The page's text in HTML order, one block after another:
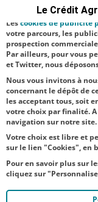
Le Crédit
satisfaction facultatifs.
Lescookies de publicité
votre parcours, les
prospection
Par ailleurs, pour vous
et Twitter, nous
Nous vous invitons à
concernant le dépôt de
les acceptant tous, soit
votre choix par finalité.
navigation sur notre site.
Votre choix est libre et
sur le lien "Cookies", en
Pour en savoir plus sur
cliquez sur